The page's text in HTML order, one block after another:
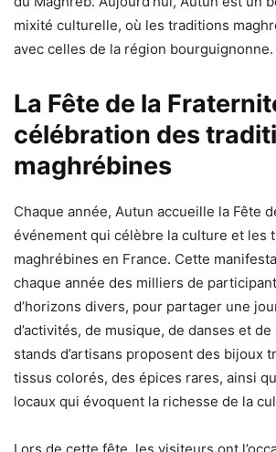
mixité culturelle, où les traditions
avec celles de la région bourguignonne.
La Fête de la
célébration des
maghrébines
Chaque année, Autun accueille la Fête
événement qui célèbre la culture et les
maghrébines en France. Cette
chaque année des milliers de
d’horizons divers, pour partager une
d’activités, de musique, de danses et
stands d’artisans proposent des bijoux
tissus colorés, des épices rares, ainsi
locaux qui évoquent la richesse de la